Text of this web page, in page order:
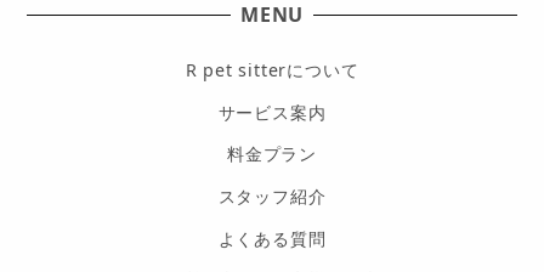
MENU
R pet sitterについて
サービス案内
料金プラン
スタッフ紹介
よくある質問